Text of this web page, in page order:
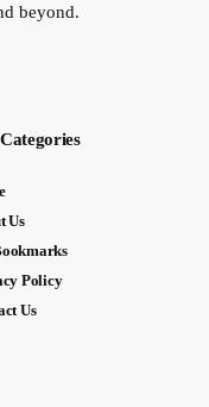
beyond.
Us
Policy
Us